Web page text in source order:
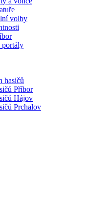
volby
portály
hasičů
Příbor
Hájov
Prchalov